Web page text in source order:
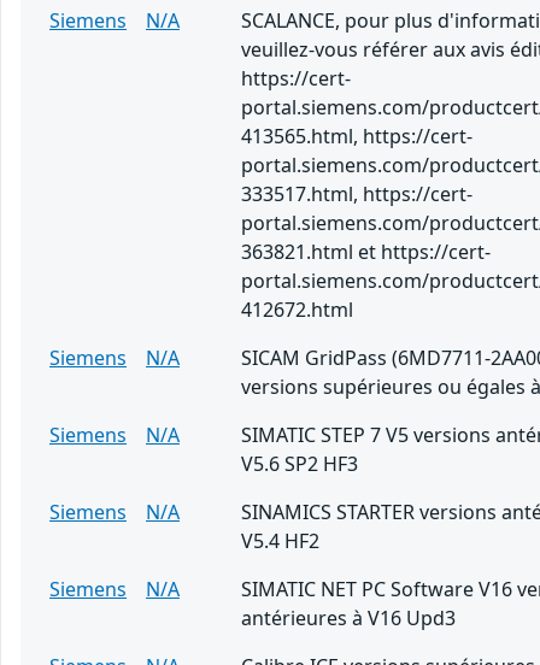
Siemens
N/A
SCALANCE, pour plus
veuillez-vous référer aux avis
https://cert-
portal.siemens.com/
413565.html, https://cert-
portal.siemens.com/
333517.html, https://cert-
portal.siemens.com/
363821.html et https://cert-
portal.siemens.com/
412672.html
Siemens
N/A
SICAM GridPass (6MD7711-
versions supérieures ou égales
Siemens
N/A
SIMATIC STEP 7 V5 versions
V5.6 SP2 HF3
Siemens
N/A
SINAMICS STARTER versions
V5.4 HF2
Siemens
N/A
SIMATIC NET PC Software V16
antérieures à V16 Upd3